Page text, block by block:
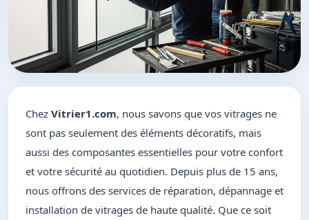
Chez Vitrier1.com, nous savons que vos vitrages ne
sont pas seulement des éléments décoratifs, mais
aussi des composantes essentielles pour votre confort
et votre sécurité au quotidien. Depuis plus de 15 ans,
nous offrons des services de réparation, dépannage et
installation de vitrages de haute qualité. Que ce soit